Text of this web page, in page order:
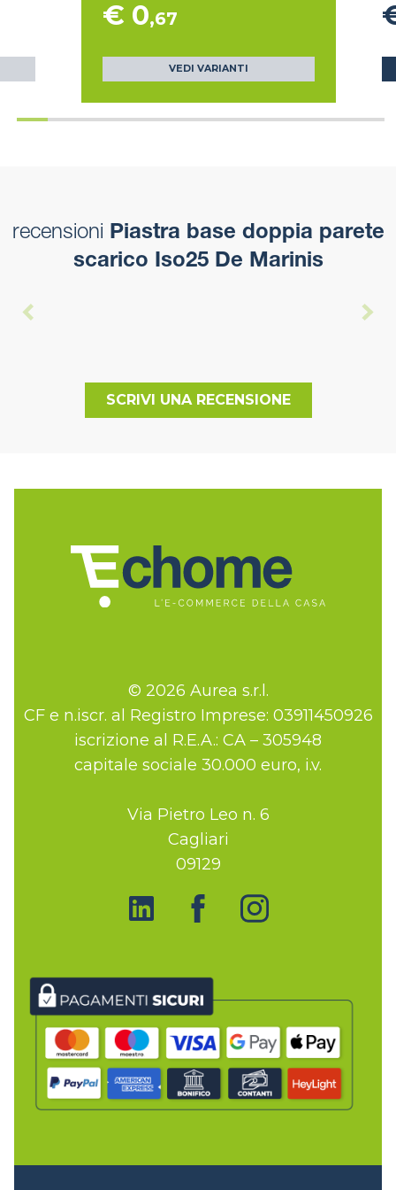
€ 0,67
VEDI VARIANTI
recensioni Piastra base doppia parete
scarico Iso25 De Marinis
SCRIVI UNA RECENSIONE
© 2026 Aurea s.r.l.
CF e n.iscr. al Registro Imprese: 03911450926
iscrizione al R.E.A.: CA – 305948
capitale sociale 30.000 euro, i.v.
Via Pietro Leo n. 6
Cagliari
09129